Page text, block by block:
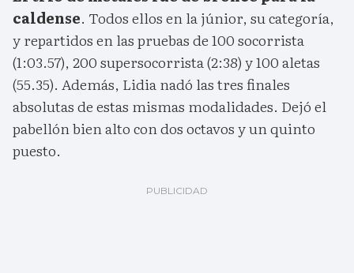
caldense. Todos ellos en la júnior, su categoría,
y repartidos en las pruebas de 100 socorrista
(1:03.57), 200 supersocorrista (2:38) y 100 aletas
(55.35). Además, Lidia nadó las tres finales
absolutas de estas mismas modalidades. Dejó el
pabellón bien alto con dos octavos y un quinto
puesto.